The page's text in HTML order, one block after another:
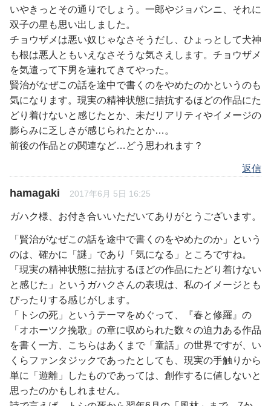
いやきっとその通りでしょう。一郎やジョバンニ、それに
双子の星も思い出しました。
チョウザメは悪い奴じゃなさそうだし、ひょっとして犬神
も根は悪人ともいえなさそうな気さえします。チョウザメ
を気遣って下男を連れてきてやった。
賢治がなぜこの話を途中で書くのをやめたのかというのも
気になります。現実の精神状態に拮抗するほどの作品にた
どり着けないと感じたとか、未だリアリティやイメージの
膨らみに乏しさが感じられたとか…。
前後の作品との関連など…どう思われます？
返信
hamagaki 2017年6月 5日 16:25
ガハク様、お付き合いいただいてありがとうございます。
「賢治がなぜこの話を途中で書くのをやめたのか」という
のは、確かに「謎」であり「気になる」ところですね。
「現実の精神状態に拮抗するほどの作品にたどり着けない
と感じた」というガハクさんの表現は、私のイメージとも
ぴったりする感じがします。
「トシの死」というテーマをめぐって、『春と修羅』の
「オホーツク挽歌」の章に収められた数々の迫力ある作品
を書く一方、こちらはあくまで「童話」の世界ですが、い
くらファンタジックであったとしても、現実の手触りから
単に「遊離」したものであっては、創作するに値しないと
思ったのかもしれません。